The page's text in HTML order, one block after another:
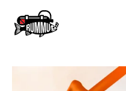
content